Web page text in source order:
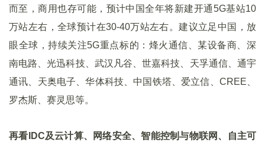
而至，商用也存可能，预计中国全年将新建开通5G基站10
万站左右，全球预计在30-40万站左右。建议立足中国，放
眼全球，持续关注5G重点标的：烽火通信、某设备商、深
南电路、光迅科技、武汉凡谷、世嘉科技、天孚通信、通宇
通讯、天奥电子、华体科技、中国铁塔、爱立信、CREE、
罗杰斯、赛灵思等。
再看 IDC及云计算、网络安全、智能控制与物联网、自主可